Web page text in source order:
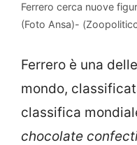
Ferrero cerca nuove
(Foto Ansa)-
Ferrero è una
mondo,
classifica
chocolate